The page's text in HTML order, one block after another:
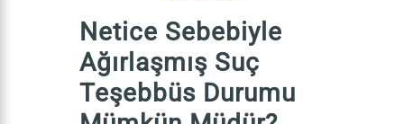
Netice Sebebiyle
Ağırlaşmış Suç
Teşebbüs Durumu